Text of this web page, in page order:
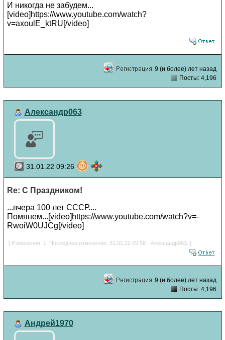
И никогда не забудем...
[video]https://www.youtube.com/watch?
v=axoulE_ktRU[/video]
9 (и более) лет назад
Посты: 4,196
Александр063
31.01.22 09:26
Re: С Праздником!
...вчера 100 лет СССР....
Помянем...[video]https://www.youtube.com/watch?v=-
RwoiW0UJCg[/video]
[ Изменения: 1. Последнее изменение: 31.01.22 09:56 - Александр063. ]
9 (и более) лет назад
Посты: 4,196
Андрей1970